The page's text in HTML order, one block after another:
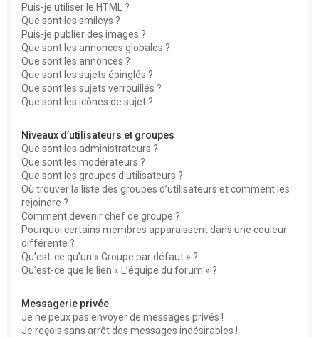
Puis-je utiliser le HTML ?
Que sont les smileys ?
Puis-je publier des images ?
Que sont les annonces globales ?
Que sont les annonces ?
Que sont les sujets épinglés ?
Que sont les sujets verrouillés ?
Que sont les icônes de sujet ?
Niveaux d’utilisateurs et groupes
Que sont les administrateurs ?
Que sont les modérateurs ?
Que sont les groupes d’utilisateurs ?
Où trouver la liste des groupes d’utilisateurs et comment les
rejoindre ?
Comment devenir chef de groupe ?
Pourquoi certains membres apparaissent dans une couleur
différente ?
Qu’est-ce qu’un « Groupe par défaut » ?
Qu’est-ce que le lien « L’équipe du forum » ?
Messagerie privée
Je ne peux pas envoyer de messages privés !
Je reçois sans arrêt des messages indésirables !